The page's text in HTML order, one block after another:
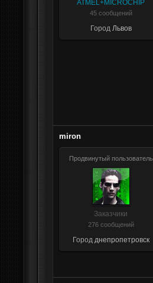
ATMEL+MICROCHIP
45 сообщений
Город Львов
miron
Продвинутый пользователь
Заказчики
276 сообщений
Город днепропетровск